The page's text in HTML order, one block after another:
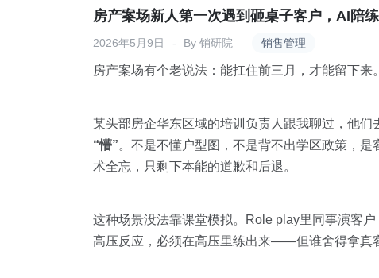
销售管理
房产案场新人第一次遇到砸桌子客户，AI陪
2026年5月9日 By 销研院
房产案场有个老说法：能扛住前三月，才能留下
某头部房企华东区域的培训负责人跟我聊过，他
“懵”。不是不懂户型图，不是背不出学区政策，
术全忘，只剩下本能的道歉和后退。
这种场景没法靠课堂模拟。Role play里同事演客
高压反应，必须在高压里练出来——但谁舍得拿真